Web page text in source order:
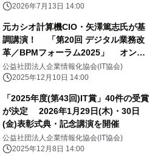
2026年7月13日 14:00
元カシオ計算機CIO・矢澤篤志氏が基
調講演！ 「第20回 デジタル業務改
革／BPMフォーラム2025」 オンラ
イン開催
公益社団法人企業情報化協会(IT協会)
2025年12月10日 14:00
「2025年度(第43回)IT賞」40件の受賞
が決定 2026年1月29日(木)・30日
(金)表彰式典・記念講演を開催
公益社団法人企業情報化協会(IT協会)
2025年12月8日 14:00